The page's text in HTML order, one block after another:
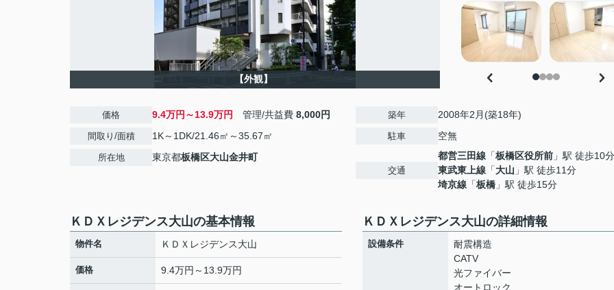
【外観】
価格 9.4万円～13.9万円 管理/共益費 8,000円
間取り/面積 1K～1DK/21.46㎡～35.67㎡
所在地 東京都板橋区大山金井町
築年 2008年2月(築18年)
駐車 空無
交通
都営三田線 「板橋区役所前 」駅 徒歩10分
東武東上線 「大山 」駅 徒歩11分
埼京線 「板橋 」駅 徒歩15分
ＫＤＸレジデンス大山の基本情報
物件名 ＫＤＸレジデンス大山
価格 9.4万円～13.9万円
ＫＤＸレジデンス大山の詳細情報
設備条件
耐震構造
CATV
光ファイバー
オートロック